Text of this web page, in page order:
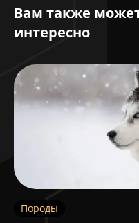
Вам также
интересно
Породы